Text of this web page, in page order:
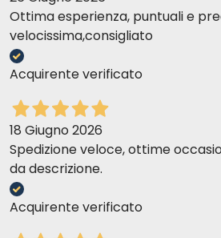
Ottima esperienza, puntuali e
velocissima,consigliato
Acquirente verificato
18 Giugno 2026
Spedizione veloce, ottime
da descrizione.
Acquirente verificato